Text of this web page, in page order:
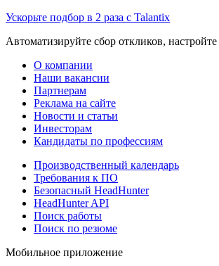
Ускорьте подбор в 2 раза с Talantix
Автоматизируйте сбор откликов,
О компании
Наши вакансии
Партнерам
Реклама на сайте
Новости и статьи
Инвесторам
Кандидаты по профессиям
Производственный календарь
Требования к ПО
Безопасный HeadHunter
HeadHunter API
Поиск работы
Поиск по резюме
Мобильное приложение